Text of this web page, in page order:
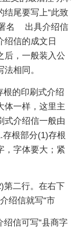
尾要写上“此致
名 出具介绍信
绍信的成文日
后，一般装入公
相同。
的印刷式介绍
体一样，这里主
式介绍信一般由
根部分(1)存根
，字体要大；紧
第二行。在右下
绍信就写“市
绍信可写“县商字